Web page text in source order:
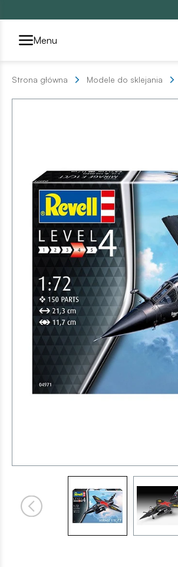
Przełącznik segmentów2
Menu
Strona główna Modele do sklejania